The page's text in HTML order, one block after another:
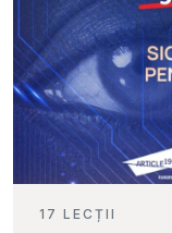
17 LECȚII